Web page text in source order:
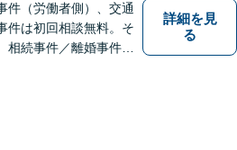
件（労働者側）、交通
件は初回相談無料。そ
相続事件／離婚事件／
詳細を見
る